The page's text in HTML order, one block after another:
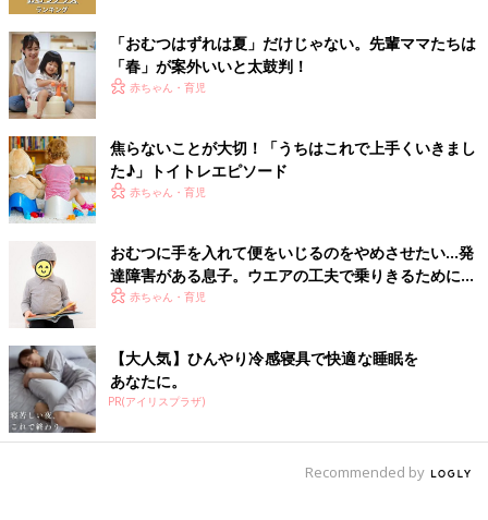
を巻き起こしているのが、おむつが外れていな
い子どもとの温泉旅行問題。おむつの赤ちゃん
と温泉はやっぱり非常識…？ その理由や解決策
１歳代はまず、プレおむつはずれからスタート。おしっこやトイ
レのイメージづくりをすることで、本格的おむつはずれに進みや
すくなります。子どもが興味を持たないようなら、まだ時期が早
いと考えて。無理強いせず、あせらずに進めていきましょう。
（取材・文／前田ユリ、ひよこクラブ編集部）
取材協力／新宿せいが子ども園
子どもの自主性を育てる保育がモットーの私立子ども園。フロア
ごとに異年齢の子どもたちが、幼児用家具で区切られた空間での
びのびと活動しています。今回は石井佐知子先生、田村早百合先
生にお話を聞きました。
参考／「１才 ２才のひよこクラブ」２０１８年冬春号「冬のおむ
つはずれ実践テク」より
「おむつはずれは夏」だけじゃない。先輩ママたちは
「春」が案外いいと太鼓判！
赤ちゃん・育児
焦らないことが大切！「うちはこれで上手くいきまし
た♪」トイトレエピソード
赤ちゃん・育児
おむつに手を入れて便をいじるのをやめさせたい…発
達障害がある息子。ウエアの工夫で乗りきるために
【体験談】
赤ちゃん・育児
【大人気】ひんやり冷感寝具で快適な睡眠を
あなたに。
PR(アイリスプラザ)
Recommended by